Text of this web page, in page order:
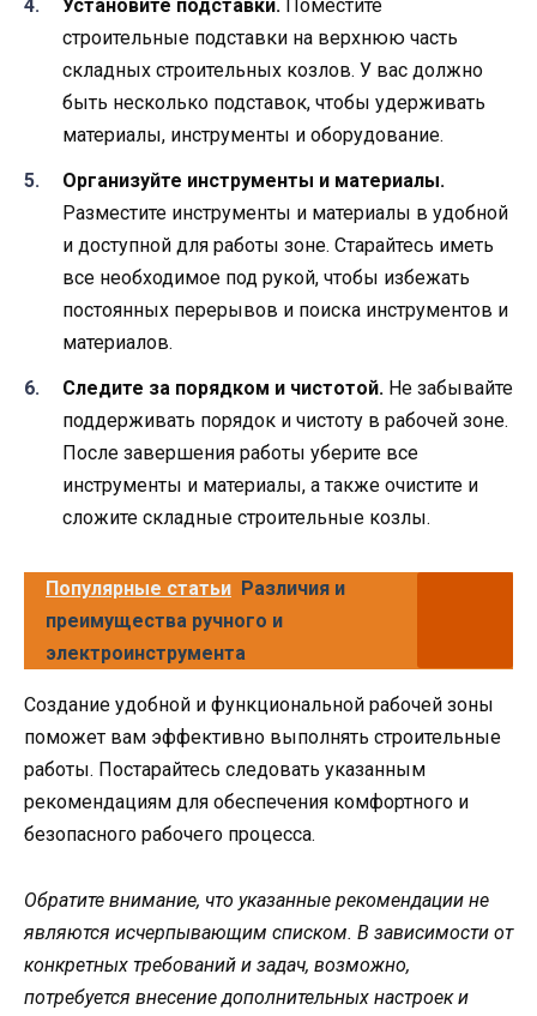
Установите подставки. Поместите
строительные подставки на верхнюю часть
складных строительных козлов. У вас должно
быть несколько подставок, чтобы удерживать
материалы, инструменты и оборудование.
Организуйте инструменты и материалы.
Разместите инструменты и материалы в удобной
и доступной для работы зоне. Старайтесь иметь
все необходимое под рукой, чтобы избежать
постоянных перерывов и поиска инструментов и
материалов.
Следите за порядком и чистотой. Не забывайте
поддерживать порядок и чистоту в рабочей зоне.
После завершения работы уберите все
инструменты и материалы, а также очистите и
сложите складные строительные козлы.
Популярные статьи Различия и
преимущества ручного и
электроинструмента
Создание удобной и функциональной рабочей зоны
поможет вам эффективно выполнять строительные
работы. Постарайтесь следовать указанным
рекомендациям для обеспечения комфортного и
безопасного рабочего процесса.
Обратите внимание, что указанные рекомендации не
являются исчерпывающим списком. В зависимости от
конкретных требований и задач, возможно,
потребуется внесение дополнительных настроек и